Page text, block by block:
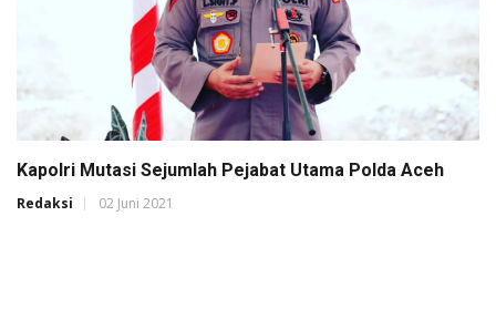
Kapolri Mutasi Sejumlah Pejabat Utama Polda Aceh
Redaksi 02 Juni 2021